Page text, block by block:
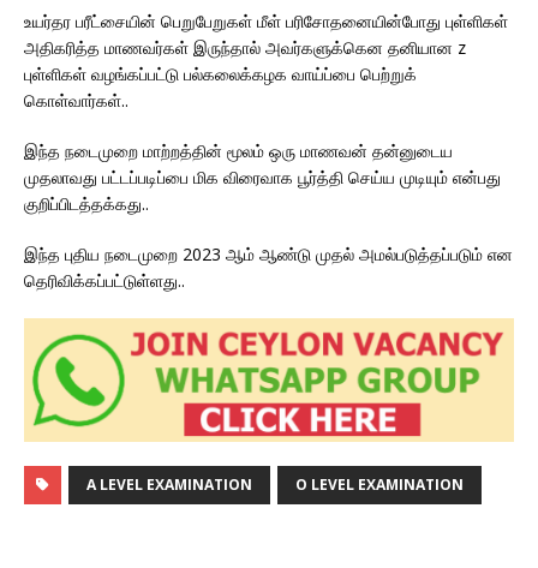
உயர்தர பரீட்சையின் பெறுபேறுகள் மீள் பரிசோதனையின்போது புள்ளிகள்
அதிகரித்த மாணவர்கள் இருந்தால் அவர்களுக்கென தனியான z
புள்ளிகள் வழங்கப்பட்டு பல்கலைக்கழக வாய்ப்பை பெற்றுக்
கொள்வார்கள்..
இந்த நடைமுறை மாற்றத்தின் மூலம் ஒரு மாணவன் தன்னுடைய
முதலாவது பட்டப்படிப்பை மிக விரைவாக பூர்த்தி செய்ய முடியும் என்பது
குறிப்பிடத்தக்கது..
இந்த புதிய நடைமுறை 2023 ஆம் ஆண்டு முதல் அமல்படுத்தப்படும் என
தெரிவிக்கப்பட்டுள்ளது..
A LEVEL EXAMINATION O LEVEL EXAMINATION